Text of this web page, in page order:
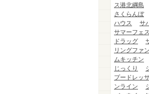
ス港北綱島
さくらんぼ
ハウス
サ
サマーフェ
ドラッグ
リングファン
ムキッチン
じっくり
プードレッ
ンライン